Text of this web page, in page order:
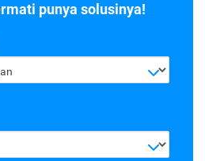
punya solusinya!